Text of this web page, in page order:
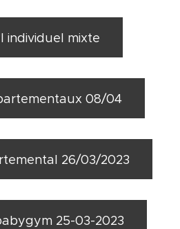
individuel mixte
08/04
26/03/2023
25-03-2023